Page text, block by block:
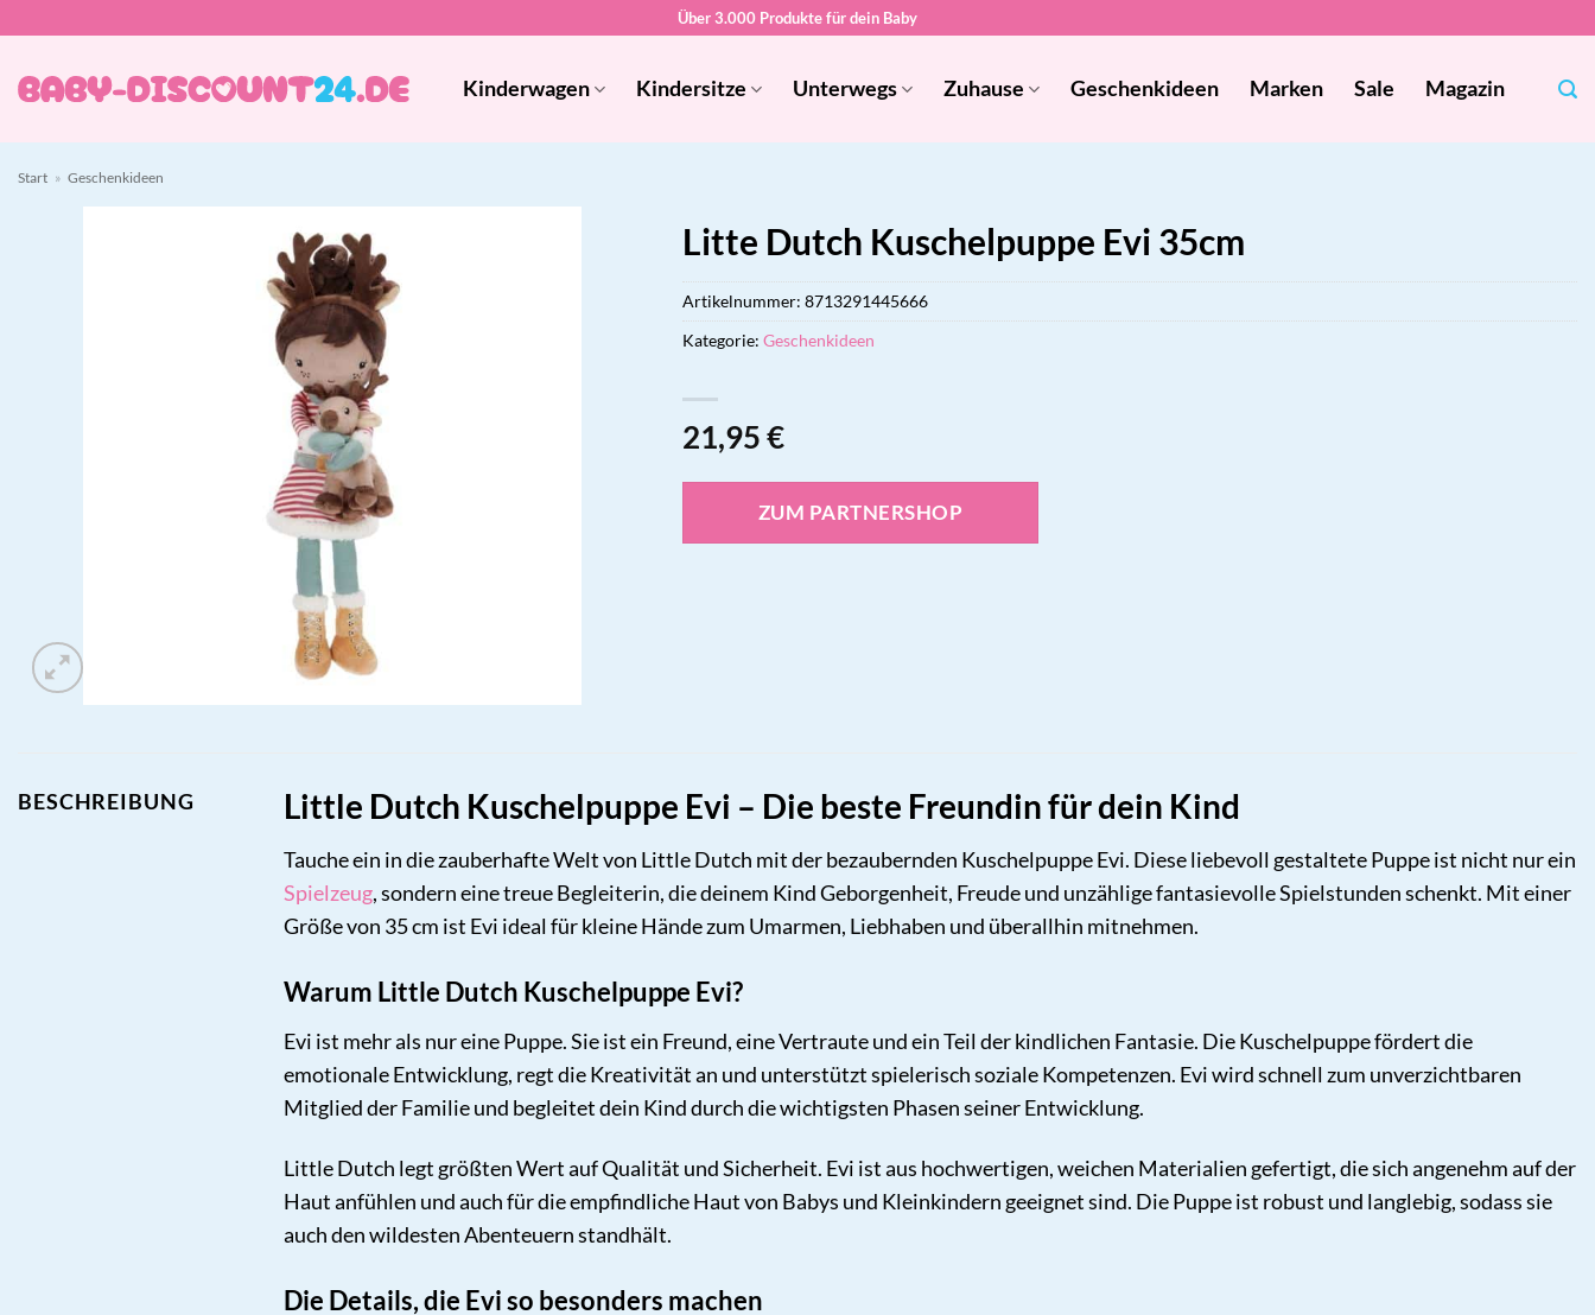
springen
Über 3.000 Produkte für dein Baby
Kinderwagen Kindersitze Unterwegs Zuhause Geschenkideen Marken Sale Magazin
Start » Geschenkideen
Litte Dutch Kuschelpuppe Evi 35cm
21,95€
ZUM PARTNERSHOP
Artikelnummer: 8713291445666
Kategorie: Geschenkideen
BESCHREIBUNG Little Dutch Kuschelpuppe Evi – Die beste Freundin für dein Kind
Tauche ein in die zauberhafte Welt von Little Dutch mit der bezaubernden Kuschelpuppe Evi. Diese liebevoll gestaltete Puppe ist nicht nur ein
Spielzeug, sondern eine treue Begleiterin, die deinem Kind Geborgenheit, Freude und unzählige fantasievolle Spielstunden schenkt. Mit einer
Größe von 35 cm ist Evi ideal für kleine Hände zum Umarmen, Liebhaben und überallhin mitnehmen.
Warum Little Dutch Kuschelpuppe Evi?
Evi ist mehr als nur eine Puppe. Sie ist ein Freund, eine Vertraute und ein Teil der kindlichen Fantasie. Die Kuschelpuppe fördert die
emotionale Entwicklung, regt die Kreativität an und unterstützt spielerisch soziale Kompetenzen. Evi wird schnell zum unverzichtbaren
Mitglied der Familie und begleitet dein Kind durch die wichtigsten Phasen seiner Entwicklung.
Little Dutch legt größten Wert auf Qualität und Sicherheit. Evi ist aus hochwertigen, weichen Materialien gefertigt, die sich angenehm auf der
Haut anfühlen und auch für die empfindliche Haut von Babys und Kleinkindern geeignet sind. Die Puppe ist robust und langlebig, sodass sie
auch den wildesten Abenteuern standhält.
Die Details, die Evi so besonders machen